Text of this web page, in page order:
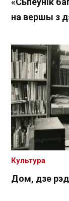
на вершы з
Дом, дзе
Культура